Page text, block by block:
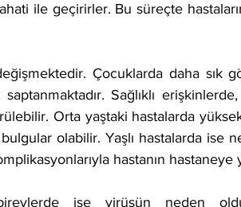
ile geçirirler. Bu süreçte
Çocuklarda daha sık
Sağlıklı
Orta yaştaki hastalarda
olabilir. Yaşlı hastalarda ise
hastanın hastaneye
bireylerde ise virüsün neden